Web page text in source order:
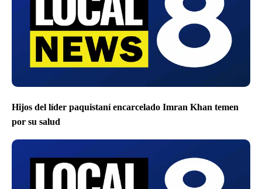
Hijos del líder paquistaní encarcelado Imran Khan temen
por su salud